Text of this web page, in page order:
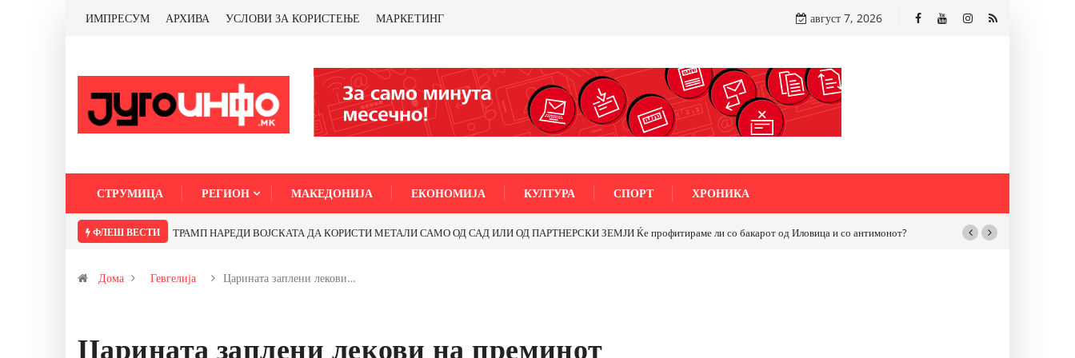
ИМПРЕСУМ АРХИВА УСЛОВИ ЗА КОРИСТЕЊЕ МАРКЕТИНГ август 7, 2026
СТРУМИЦА РЕГИОН МАКЕДОНИЈА ЕКОНОМИЈА КУЛТУРА СПОРТ ХРОНИКА
ФЛЕШ ВЕСТИ ТРАМП НАРЕДИ ВОЈСКАТА ДА КОРИСТИ МЕТАЛИ САМО ОД САД ИЛИ ОД ПАРТНЕРСКИ ЗЕМЈИ Ќе профитираме ли со бакарот од Иловица и со антимонот?
Дома Гевгелија Царината заплени лекови…
Царината заплени лекови на преминот